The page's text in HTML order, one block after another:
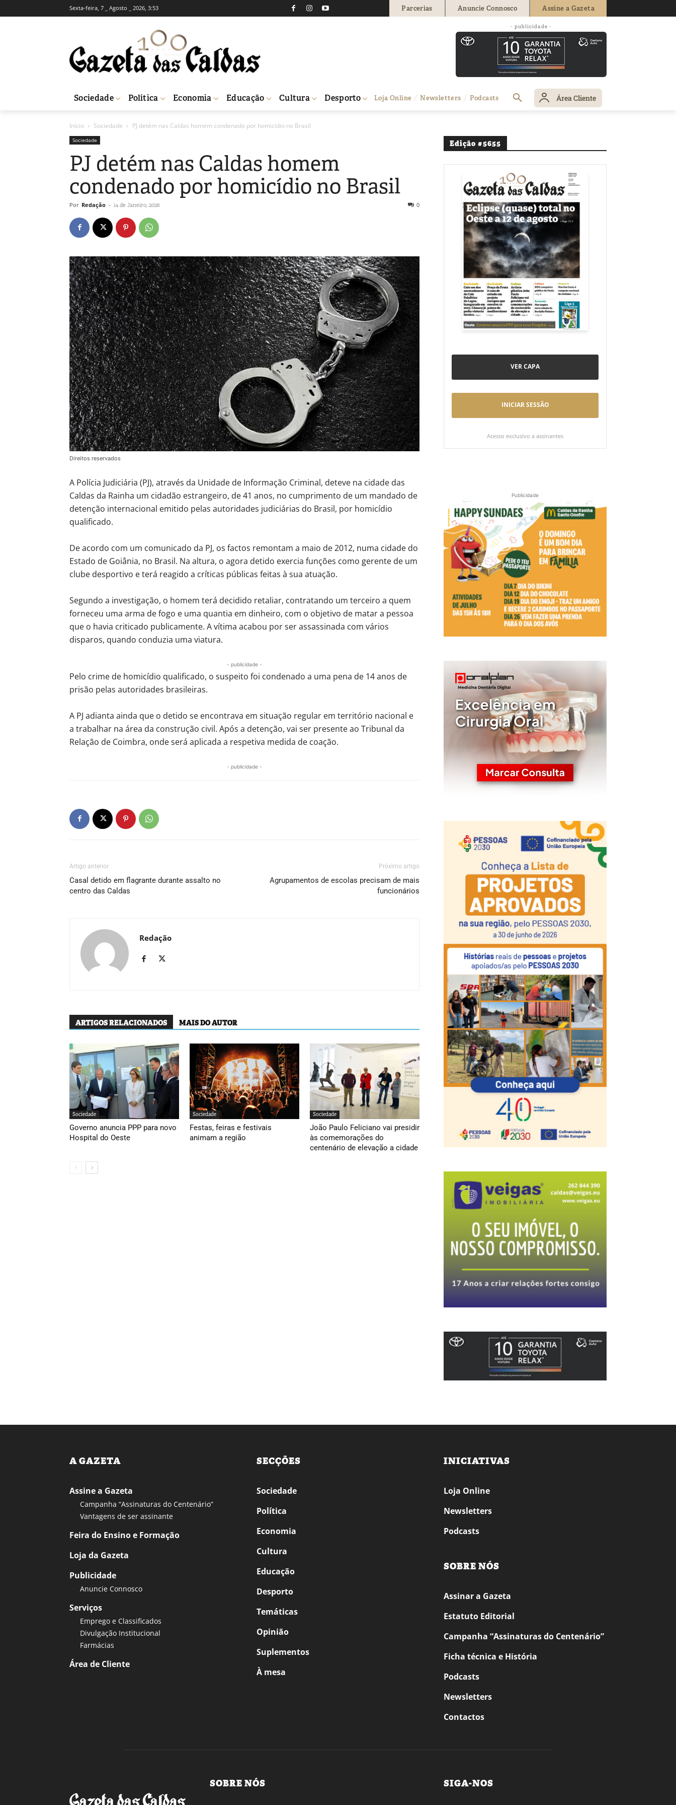
Sexta-feira, 7 _ Agosto _ 2026, 3:53 Parcerias Anuncie Connosco Assine a Gazeta
- publicidade -
Sociedade Política Economia Educação Cultura Desporto Loja Online Newsletters Podcasts Área Cliente
Início Sociedade PJ detém nas Caldas homem condenado por homicídio no Brasil
Sociedade
PJ detém nas Caldas homem
condenado por homicídio no Brasil
Por Redação - 14 de Janeiro, 2026 0
Direitos reservados
A Polícia Judiciária (PJ), através da Unidade de Informação Criminal, deteve na cidade das
Caldas da Rainha um cidadão estrangeiro, de 41 anos, no cumprimento de um mandado de
detenção internacional emitido pelas autoridades judiciárias do Brasil, por homicídio
qualificado.
De acordo com um comunicado da PJ, os factos remontam a maio de 2012, numa cidade do
Estado de Goiânia, no Brasil. Na altura, o agora detido exercia funções como gerente de um
clube desportivo e terá reagido a críticas públicas feitas à sua atuação.
Segundo a investigação, o homem terá decidido retaliar, contratando um terceiro a quem
forneceu uma arma de fogo e uma quantia em dinheiro, com o objetivo de matar a pessoa
que o havia criticado publicamente. A vítima acabou por ser assassinada com vários
disparos, quando conduzia uma viatura.
- publicidade -
Pelo crime de homicídio qualificado, o suspeito foi condenado a uma pena de 14 anos de
prisão pelas autoridades brasileiras.
A PJ adianta ainda que o detido se encontrava em situação regular em território nacional e
a trabalhar na área da construção civil. Após a detenção, vai ser presente ao Tribunal da
Relação de Coimbra, onde será aplicada a respetiva medida de coação.
- publicidade -
Artigo anterior
Casal detido em flagrante durante assalto no
centro das Caldas
Próximo artigo
Agrupamentos de escolas precisam de mais
funcionários
Redação
ARTIGOS RELACIONADOS MAIS DO AUTOR
Sociedade
Governo anuncia PPP para novo
Hospital do Oeste
Sociedade
Festas, feiras e festivais
animam a região
Sociedade
João Paulo Feliciano vai presidir
às comemorações do
centenário de elevação a cidade
Edição #5655
VER CAPA
INICIAR SESSÃO
Acesso exclusivo a assinantes
Publicidade
A GAZETA
Assine a Gazeta
Campanha “Assinaturas do Centenário”
Vantagens de ser assinante
Feira do Ensino e Formação
Loja da Gazeta
Publicidade
Anuncie Connosco
Serviços
Emprego e Classificados
Divulgação Institucional
Farmácias
Área de Cliente
SECÇÕES
Sociedade
Política
Economia
Cultura
Educação
Desporto
Temáticas
Opinião
Suplementos
À mesa
INICIATIVAS
Loja Online
Newsletters
Podcasts
SOBRE NÓS
Assinar a Gazeta
Estatuto Editorial
Campanha “Assinaturas do Centenário”
Ficha técnica e História
Podcasts
Newsletters
Contactos
SOBRE NÓS SIGA-NOS